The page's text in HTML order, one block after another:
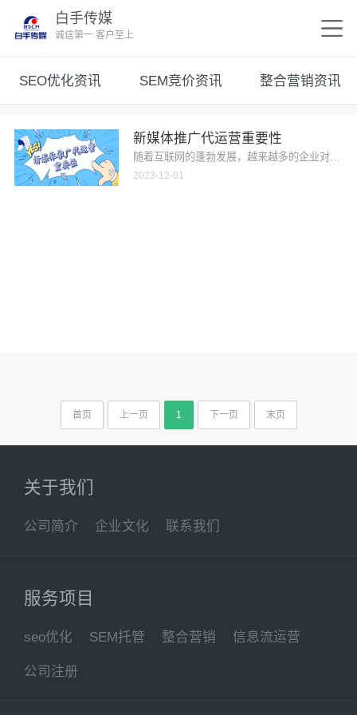
白手传媒
诚信第一 客户至上
SEO优化资讯 SEM竞价资讯 整合营销资讯
新媒体推广代运营重要性
随着互联网的蓬勃发展，越来越多的企业对新
2023-12-01
首页 上一页 1 下一页 末页
关于我们
公司简介 企业文化 联系我们
服务项目
seo优化 SEM托管 整合营销 信息流运营
公司注册